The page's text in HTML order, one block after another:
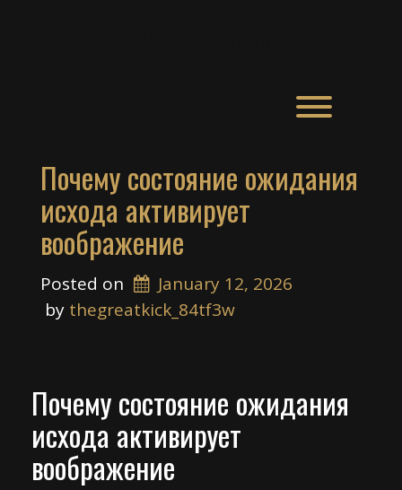
Почему состояние ожидания
исхода активирует
воображение
Posted on
January 12, 2026
by thegreatkick_84tf3w
Почему состояние ожидания
исхода активирует
воображение